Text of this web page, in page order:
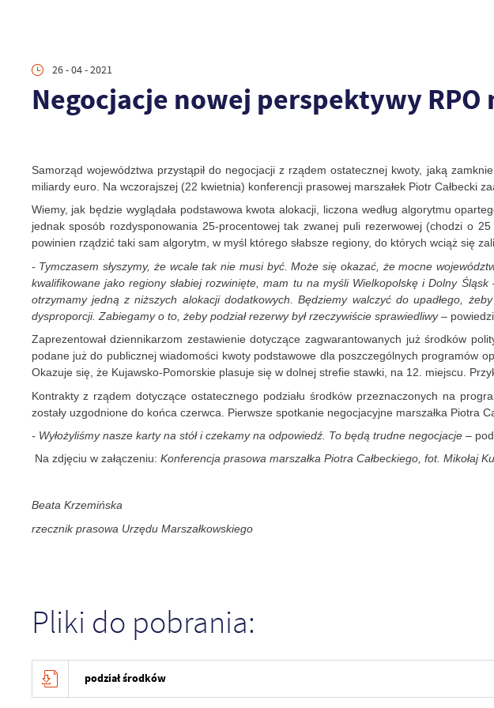
26 - 04 - 2021
Negocjacje nowej perspektywy RPO
Samorząd województwa przystąpił do negocjacji z rządem ostatecznej kwoty, jaką
miliardy euro. Na wczorajszej (22 kwietnia) konferencji prasowej marszałek Piotr Całbecki
Wiemy, jak będzie wyglądała podstawowa kwota alokacji, liczona według algorytmu
jednak sposób rozdysponowania 25-procentowej tak zwanej puli rezerwowej (chodzi o
powinien rządzić taki sam algorytm, w myśl którego słabsze regiony, do których wciąż się
- Tymczasem słyszymy, że wcale tak nie musi być. Może się okazać, że mocne
kwalifikowane jako regiony słabiej rozwinięte, mam tu na myśli Wielkopolskę i Dolny
otrzymamy jedną z niższych alokacji dodatkowych. Będziemy walczyć do upadłego,
dysproporcji. Zabiegamy o to, żeby podział rezerwy był rzeczywiście sprawiedliwy–
Zaprezentował dziennikarzom zestawienie dotyczące zagwarantowanych już środków
podane już do publicznej wiadomości kwoty podstawowe dla poszczególnych programów
Okazuje się, że Kujawsko-Pomorskie plasuje się w dolnej strefie stawki, na 12. miejscu.
Kontrakty z rządem dotyczące ostatecznego podziału środków przeznaczonych na
zostały uzgodnione do końca czerwca. Pierwsze spotkanie negocjacyjne marszałka Piotra
- Wyłożyliśmy nasze karty na stół i czekamy na odpowiedź. To będą trudne negocjacje –
Na zdjęciu w załączeniu: Konferencja prasowa marszałka Piotra Całbeckiego, fot. Mikołaj
Beata Krzemińska
rzecznik prasowa Urzędu Marszałkowskiego
Pliki do pobrania:
podział środków